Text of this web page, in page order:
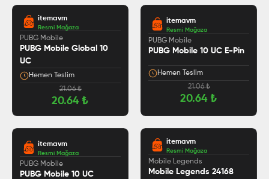
itemavm
Resmi Mağaza
PUBG Mobile
PUBG Mobile Global 10
UC
Hemen Teslim
21.06₺
20.64₺
itemavm
Resmi Mağaza
PUBG Mobile
PUBG Mobile 10 UC E-Pin
Hemen Teslim
21.06₺
20.64₺
itemavm
Resmi Mağaza
PUBG Mobile
PUBG Mobile 10 UC
itemavm
Resmi Mağaza
Mobile Legends
Mobile Legends 24168